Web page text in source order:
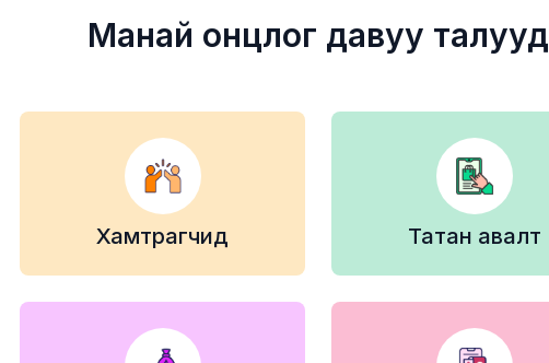
Манай онцлог давуу талууд
Хамтрагчид Татан авалт